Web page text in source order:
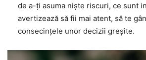
de a-ți asuma niște riscuri, ce sunt
avertizează să fii mai atent, să te
consecințele unor decizii greșite.